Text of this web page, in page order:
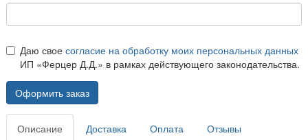
Даю свое согласие на обработку моих персональных данных
ИП «Ферцер Д.Д.» в рамках действующего законодательства.
Оформить заказ
Описание Доставка Оплата Отзывы